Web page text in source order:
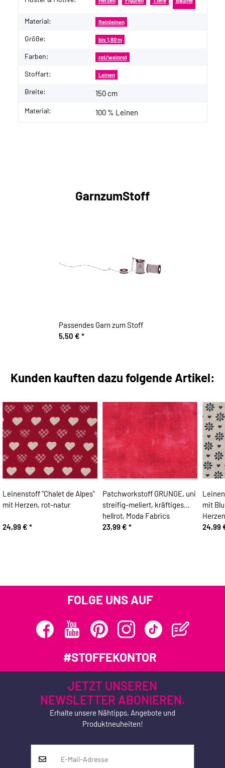
Material: Reinleinen
Größe: bis 1,60 m
Farben: rot/weinrot
Stoffart: Leinen
Breite: 150 cm
Material: 100 % Leinen
GarnzumStoff
Passendes Garn zum Stoff
5,50 € *
Kunden kauften dazu folgende Artikel:
Leinenstoff "Chalet de Alpes"
mit Herzen, rot-natur
24,99 € *
Patchworkstoff GRUNGE, uni
streifig-meliert, kräftiges
hellrot, Moda Fabrics
23,99 € *
mit
24,99
FOLGE UNS AUF
#STOFFEKONTOR
JETZT UNSEREN
NEWSLETTER ABONIEREN.
Erhalte unsere Nähtipps, Angebote und
Produktneuheiten!